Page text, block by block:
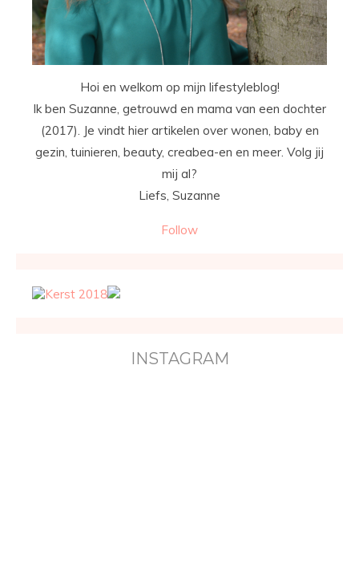
Hoi en welkom op mijn lifestyleblog!
Ik ben Suzanne, getrouwd en mama van een dochter
(2017). Je vindt hier artikelen over wonen, baby en
gezin, tuinieren, beauty, creabea-en en meer. Volg jij
mij al?
Liefs, Suzanne
Follow
INSTAGRAM